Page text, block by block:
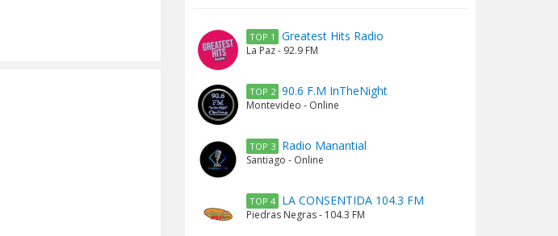
TOP 1 Greatest Hits Radio
La Paz - 92.9 FM
TOP 2 90.6 F.M InTheNight
Montevideo - Online
TOP 3 Radio Manantial
Santiago - Online
TOP 4 LA CONSENTIDA 104.3 FM
Piedras Negras - 104.3 FM